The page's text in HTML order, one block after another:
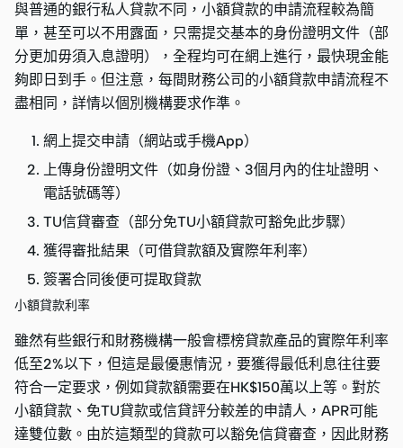
與普通的銀行私人貸款不同，小額貸款的申請流程較為簡
單，甚至可以不用露面，只需提交基本的身份證明文件（部
分更加毋須入息證明），全程均可在網上進行，最快現金能
夠即日到手。但注意，每間財務公司的小額貸款申請流程不
盡相同，詳情以個別機構要求作準。
網上提交申請（網站或手機App）
上傳身份證明文件（如身份證、3個月內的住址證明、
電話號碼等）
TU信貸審查（部分免TU小額貸款可豁免此步驟）
獲得審批結果（可借貸款額及實際年利率）
簽署合同後便可提取貸款
小額貸款利率
雖然有些銀行和財務機構一般會標榜貸款產品的實際年利率
低至2%以下，但這是最優惠情況，要獲得最低利息往往要
符合一定要求，例如貸款額需要在HK$150萬以上等。對於
小額貸款、免TU貸款或信貸評分較差的申請人，APR可能
達雙位數。由於這類型的貸款可以豁免信貸審查，因此財務